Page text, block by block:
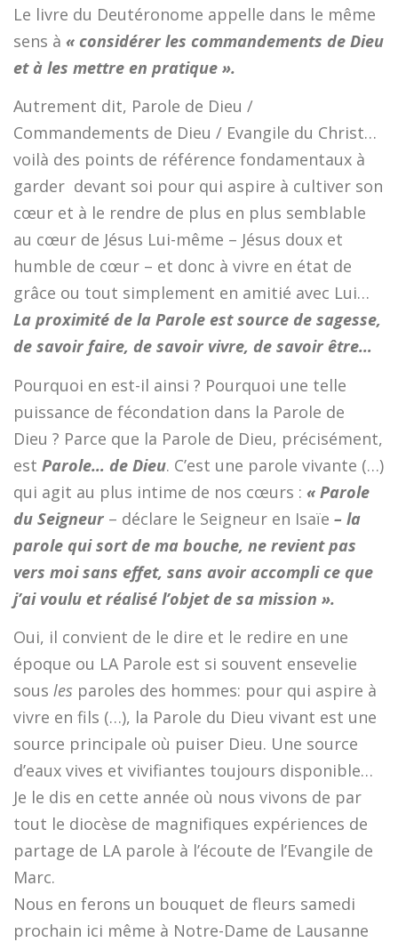
Le livre du Deutéronome appelle dans le même
sens à « considérer les commandements de Dieu
et à les mettre en pratique ».
Autrement dit, Parole de Dieu /
Commandements de Dieu / Evangile du Christ…
voilà des points de référence fondamentaux à
garder devant soi pour qui aspire à cultiver son
cœur et à le rendre de plus en plus semblable
au cœur de Jésus Lui-même – Jésus doux et
humble de cœur – et donc à vivre en état de
grâce ou tout simplement en amitié avec Lui…
La proximité de la Parole est source de sagesse,
de savoir faire, de savoir vivre, de savoir être…
Pourquoi en est-il ainsi ? Pourquoi une telle
puissance de fécondation dans la Parole de
Dieu ? Parce que la Parole de Dieu, précisément,
est Parole… de Dieu. C’est une parole vivante (…)
qui agit au plus intime de nos cœurs : « Parole
du Seigneur – déclare le Seigneur en Isaïe – la
parole qui sort de ma bouche, ne revient pas
vers moi sans effet, sans avoir accompli ce que
j’ai voulu et réalisé l’objet de sa mission ».
Oui, il convient de le dire et le redire en une
époque ou LA Parole est si souvent ensevelie
sous les paroles des hommes: pour qui aspire à
vivre en fils (…), la Parole du Dieu vivant est une
source principale où puiser Dieu. Une source
d’eaux vives et vivifiantes toujours disponible…
Je le dis en cette année où nous vivons de par
tout le diocèse de magnifiques expériences de
partage de LA parole à l’écoute de l’Evangile de
Marc.
Nous en ferons un bouquet de fleurs samedi
prochain ici même à Notre-Dame de Lausanne